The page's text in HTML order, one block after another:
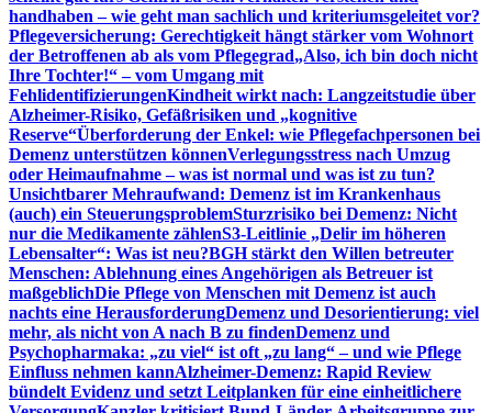
handhaben – wie geht man sachlich und kriteriumsgeleitet vor?
Pflegeversicherung: Gerechtigkeit hängt stärker vom Wohnort
der Betroffenen ab als vom Pflegegrad„Also, ich bin doch nicht
Ihre Tochter!“ – vom Umgang mit
FehlidentifizierungenKindheit wirkt nach: Langzeitstudie über
Alzheimer-Risiko, Gefäßrisiken und „kognitive
Reserve“Überforderung der Enkel: wie Pflegefachpersonen bei
Demenz unterstützen könnenVerlegungsstress nach Umzug
oder Heimaufnahme – was ist normal und was ist zu tun?
Unsichtbarer Mehraufwand: Demenz ist im Krankenhaus
(auch) ein SteuerungsproblemSturzrisiko bei Demenz: Nicht
nur die Medikamente zählenS3-Leitlinie „Delir im höheren
Lebensalter“: Was ist neu?BGH stärkt den Willen betreuter
Menschen: Ablehnung eines Angehörigen als Betreuer ist
maßgeblichDie Pflege von Menschen mit Demenz ist auch
nachts eine HerausforderungDemenz und Desorientierung: viel
mehr, als nicht von A nach B zu findenDemenz und
Psychopharmaka: „zu viel“ ist oft „zu lang“ – und wie Pflege
Einfluss nehmen kannAlzheimer-Demenz: Rapid Review
bündelt Evidenz und setzt Leitplanken für eine einheitlichere